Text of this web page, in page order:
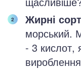
Жирні
морський.
- 3 кислот,